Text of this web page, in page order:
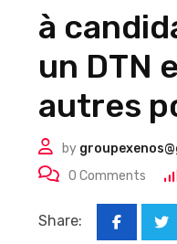
à
un DTN
autres
by
0 Comments
Share: